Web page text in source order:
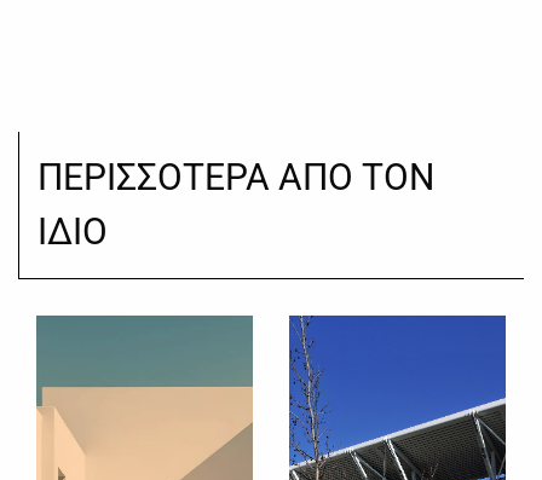
ΠΕΡΙΣΣΟΤΕΡΑ ΑΠΟ ΤΟΝ
ΙΔΙΟ